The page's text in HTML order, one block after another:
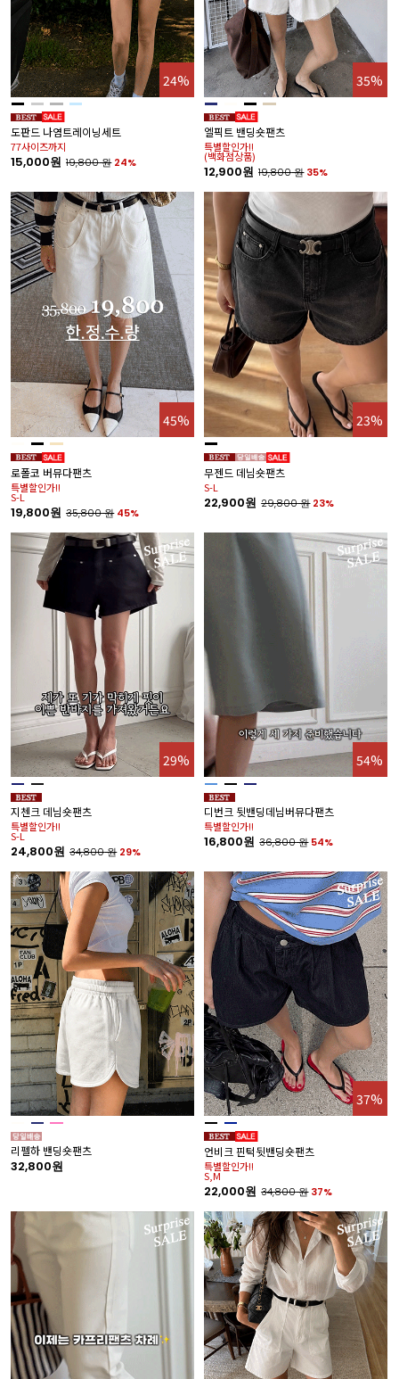
24%
도판드 나염트레이닝세트
77사이즈까지
15,000원 19,800원 24%
35%
엘픽트 밴딩숏팬츠
특별할인가!!
(백화점상품)
12,900원 19,800원 35%
45%
로폴코 버뮤다팬츠
특별할인가!!
S-L
19,800원 35,800원 45%
23%
무젠드 데님숏팬츠
S-L
22,900원 29,800원 23%
29%
지첸크 데님숏팬츠
특별할인가!!
S-L
24,800원 34,800원 29%
54%
디번크 뒷밴딩데님버뮤다팬츠
특별할인가!!
16,800원 36,800원 54%
리펠하 밴딩숏팬츠
32,800원
37%
언비크 핀턱뒷밴딩숏팬츠
특별할인가!!
S,M
22,000원 34,800원 37%